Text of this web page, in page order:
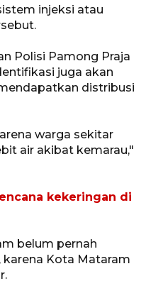
injeksi atau
Polisi Pamong Praja
juga akan
distribusi
warga sekitar
air akibat kemarau,"
kekeringan di
belum pernah
Kota Mataram